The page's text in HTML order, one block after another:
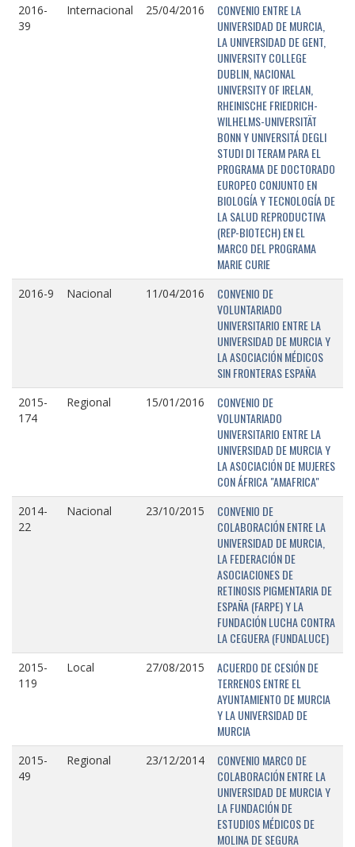
2016-
39
Internacional 25/04/2016
CONVENIO ENTRE LA
UNIVERSIDAD DE MURCIA,
LA UNIVERSIDAD DE GENT,
UNIVERSITY COLLEGE
DUBLIN, NACIONAL
UNIVERSITY OF IRELAN,
RHEINISCHE FRIEDRICH-
WILHELMS-UNIVERSITÄT
BONN Y UNIVERSITÁ DEGLI
STUDI DI TERAM PARA EL
PROGRAMA DE DOCTORADO
EUROPEO CONJUNTO EN
BIOLOGÍA Y TECNOLOGÍA DE
LA SALUD REPRODUCTIVA
(REP-BIOTECH) EN EL
MARCO DEL PROGRAMA
MARIE CURIE
2016-9 Nacional 11/04/2016
CONVENIO DE
VOLUNTARIADO
UNIVERSITARIO ENTRE LA
UNIVERSIDAD DE MURCIA Y
LA ASOCIACIÓN MÉDICOS
SIN FRONTERAS ESPAÑA
2015-
174
Regional 15/01/2016
CONVENIO DE
VOLUNTARIADO
UNIVERSITARIO ENTRE LA
UNIVERSIDAD DE MURCIA Y
LA ASOCIACIÓN DE MUJERES
CON ÁFRICA "AMAFRICA"
2014-
22
Nacional 23/10/2015
CONVENIO DE
COLABORACIÓN ENTRE LA
UNIVERSIDAD DE MURCIA,
LA FEDERACIÓN DE
ASOCIACIONES DE
RETINOSIS PIGMENTARIA DE
ESPAÑA (FARPE) Y LA
FUNDACIÓN LUCHA CONTRA
LA CEGUERA (FUNDALUCE)
2015-
119
Local 27/08/2015
ACUERDO DE CESIÓN DE
TERRENOS ENTRE EL
AYUNTAMIENTO DE MURCIA
Y LA UNIVERSIDAD DE
MURCIA
2015-
49
Regional 23/12/2014
CONVENIO MARCO DE
COLABORACIÓN ENTRE LA
UNIVERSIDAD DE MURCIA Y
LA FUNDACIÓN DE
ESTUDIOS MÉDICOS DE
MOLINA DE SEGURA